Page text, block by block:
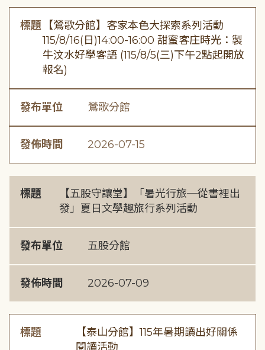
標題 【鶯歌分館】客家本色大探索系列活動
115/8/16(日)14:00-16:00 甜蜜客庄時光：製
牛汶水好學客語 (115/8/5(三)下午2點起開放
報名)
發布單位 鶯歌分館
發佈時間 2026-07-15
標題
【五股守讓堂】「暑光行旅─從書裡出
發」夏日文學趣旅行系列活動
發布單位 五股分館
發佈時間 2026-07-09
標題
【泰山分館】115年暑期讀出好關係
閱讀活動